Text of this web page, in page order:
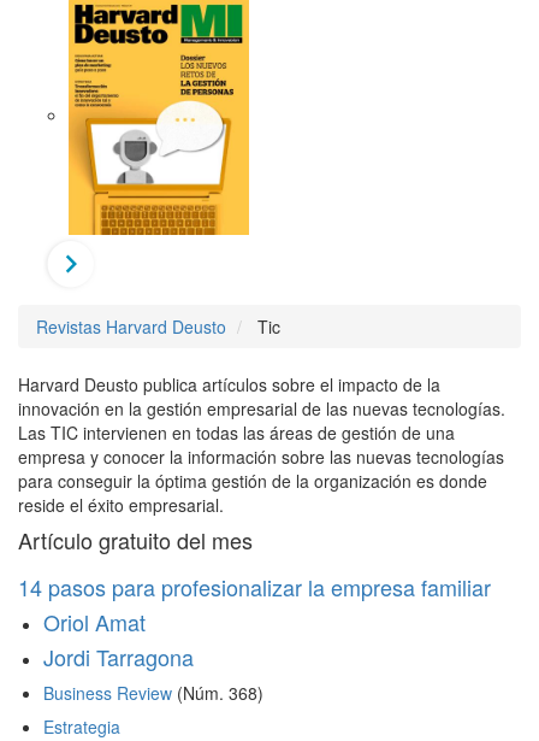
Revistas Harvard Deusto Tic
Harvard Deusto publica artículos sobre el impacto de la
innovación en la gestión empresarial de las nuevas tecnologías.
Las TIC intervienen en todas las áreas de gestión de una
empresa y conocer la información sobre las nuevas tecnologías
para conseguir la óptima gestión de la organización es donde
reside el éxito empresarial.
Artículo gratuito del mes
14 pasos para profesionalizar la empresa familiar
Oriol Amat
Jordi Tarragona
Business Review (Núm. 368)
Estrategia